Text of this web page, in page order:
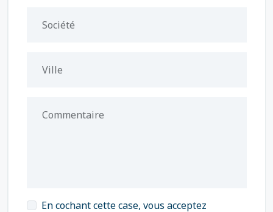
Société
Ville
Commentaire
En cochant cette case, vous acceptez